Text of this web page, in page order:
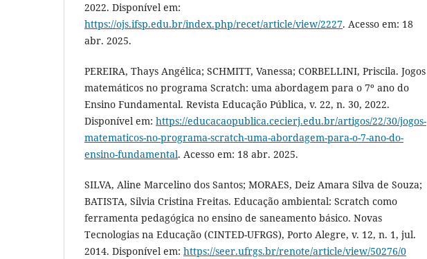
2022. Disponível em:
https://ojs.ifsp.edu.br/index.php/recet/article/view/2227. Acesso em: 18
abr. 2025.
PEREIRA, Thays Angélica; SCHMITT, Vanessa; CORBELLINI, Priscila. Jogos
matemáticos no programa Scratch: uma abordagem para o 7º ano do
Ensino Fundamental. Revista Educação Pública, v. 22, n. 30, 2022.
Disponível em: https://educacaopublica.cecierj.edu.br/artigos/22/30/jogos-
matematicos-no-programa-scratch-uma-abordagem-para-o-7-ano-do-
ensino-fundamental. Acesso em: 18 abr. 2025.
SILVA, Aline Marcelino dos Santos; MORAES, Deiz Amara Silva de Souza;
BATISTA, Silvia Cristina Freitas. Educação ambiental: Scratch como
ferramenta pedagógica no ensino de saneamento básico. Novas
Tecnologias na Educação (CINTED-UFRGS), Porto Alegre, v. 12, n. 1, jul.
2014. Disponível em: https://seer.ufrgs.br/renote/article/view/50276/0